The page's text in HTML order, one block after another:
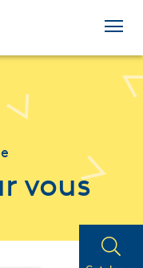
vous